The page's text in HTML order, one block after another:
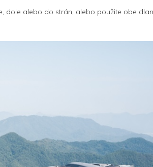
alebo do strán, alebo použite obe